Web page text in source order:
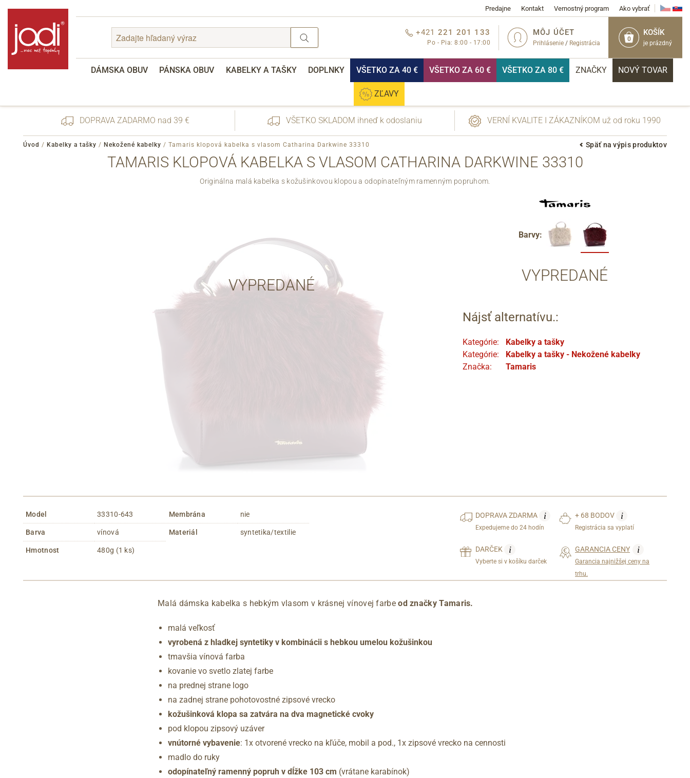
Predajne Kontakt Vernostný program Ako vybrať
0
KOŠÍK
je prázdný
MÔJ ÚČET
Prihlásenie / Registrácia
+421 221 201 133
Po - Pia: 8:00 - 17:00
DÁMSKA OBUV PÁNSKA OBUV KABELKY A TAŠKY DOPLNKY VŠETKO ZA 40 € VŠETKO ZA 60 € VŠETKO ZA 80 € ZNAČKY NOVÝ TOVAR
ZĽAVY
Zabudnuté heslo
zpracování osobních údajů
DOPRAVA ZADARMO nad 39 € VŠETKO SKLADOM ihneď k odoslaniu VERNÍ KVALITE I ZÁKAZNÍKOM už od roku 1990
Späť na výpis produktov
Úvod / Kabelky a tašky / Nekožené kabelky / Tamaris klopová kabelka s vlasom Catharina Darkwine 33310
TAMARIS KLOPOVÁ KABELKA S VLASOM CATHARINA DARKWINE 33310
Originálna malá kabelka s kožušinkovou klopou a odopínateľným ramenným popruhom.
VYPREDANÉ
Barvy:
VYPREDANÉ
Nájsť alternatívu.:
Kategórie:
Kabelky a tašky
Kategórie:
Kabelky a tašky - Nekožené kabelky
Značka:
Tamaris
Model 33310-643
Barva vínová
Hmotnost 480g (1 ks)
Membrána nie
Materiál syntetika/textilie
DOPRAVAZDARMA i
Expedujeme do 24 hodín
+ 68 BODOV i
Registrácia sa vyplatí
DARČEK i
Vyberte si v košíku darček
GARANCIA CENY i
Garancia najnižšej ceny na
trhu.
Malá dámska kabelka s hebkým vlasom v krásnej vínovej farbeod značky Tamaris.
malá veľkosť
vyrobená z hladkej syntetiky v kombinácii s hebkou umelou kožušinkou
tmavšia vínová farba
kovanie vo svetlo zlatej farbe
na prednej strane logo
na zadnej strane pohotovostné zipsové vrecko
kožušinková klopa sa zatvára na dva magnetické cvoky
pod klopou zipsový uzáver
vnútorné vybavenie: 1x otvorené vrecko na kľúče, mobil a pod., 1x zipsové vrecko na cennosti
madlo do ruky
odopínateľný ramenný popruh v dĺžke 103 cm (vrátane karabínok)